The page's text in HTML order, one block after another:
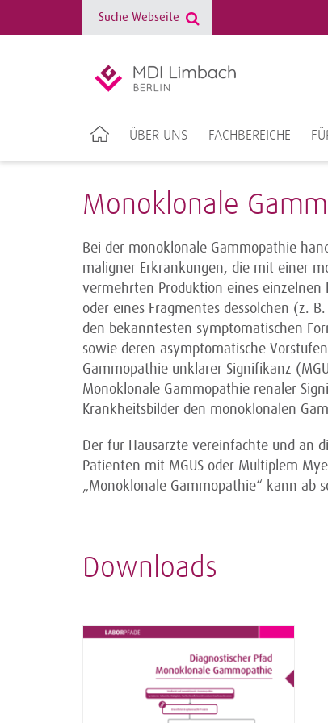
ÜBER UNS FACHBEREICHE
Monoklonale
Bei der monoklonale Gammopathie
maligner Erkrankungen, die mit einer
vermehrten Produktion eines
oder eines Fragmentes dessolchen (z.
den bekanntesten symptomatischen
sowie deren asymptomatische
Gammopathie unklarer Signifikanz
Monoklonale Gammopathie renaler
Krankheitsbilder den monoklonalen
Der für Hausärzte vereinfachte und an
Patienten mit MGUS oder Multiplem
„Monoklonale Gammopathie“ kann ab
Downloads